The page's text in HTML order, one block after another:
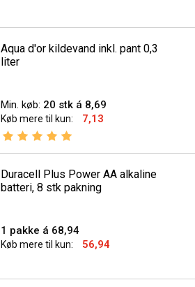
Aqua d'or kildevand inkl. pant 0,3
liter
Min. køb: 20 stk á 8,69
Køb mere til kun: 7,13
Vurdering:
Duracell Plus Power AA alkaline
batteri, 8 stk pakning
1 pakke á 68,94
Køb mere til kun: 56,94